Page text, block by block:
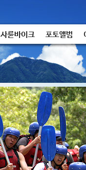
사륜바이크 포토앨범